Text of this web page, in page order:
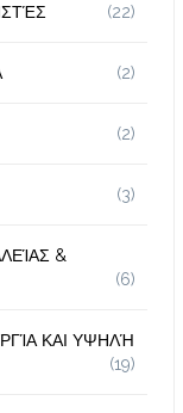
(22)
(2)
(2)
(3)
&
(6)
ΚΑΙ ΥΨΗΛΉ
(19)